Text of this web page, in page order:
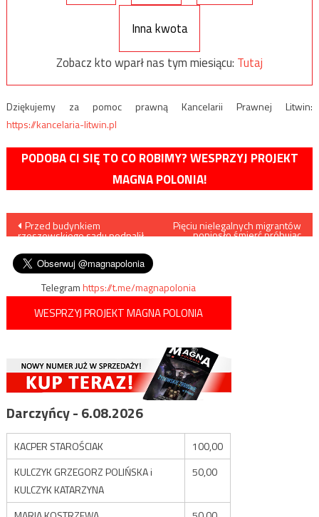
Inna kwota
Zobacz kto wparł nas tym miesiącu: Tutaj
Dziękujemy za pomoc prawną Kancelarii Prawnej Litwin:
https://kancelaria-litwin.pl
PODOBA CI SIĘ TO CO ROBIMY? WESPRZYJ PROJEKT
MAGNA POLONIA!
Nawigacja
wpisu
Przed budynkiem
rzeszowskiego sądu podpalił
Pięciu nielegalnych migrantów
poniosło śmierć próbując
Telegramhttps://t.me/magnapolonia
WESPRZYJ PROJEKT MAGNA POLONIA
Darczyńcy - 6.08.2026
KACPER STAROŚCIAK
100,00
KULCZYK GRZEGORZ POLIŃSKA i
KULCZYK KATARZYNA
50,00